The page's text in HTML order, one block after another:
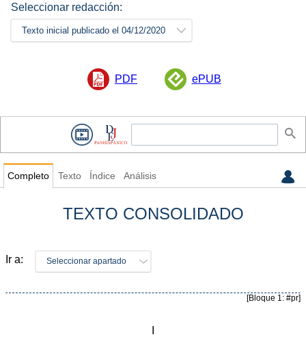
Seleccionar redacción:
Texto inicial publicado el 04/12/2020
PDF ePUB
Completo Texto Índice Análisis
TEXTO CONSOLIDADO
Ir a: Seleccionar apartado
[Bloque 1: #pr]